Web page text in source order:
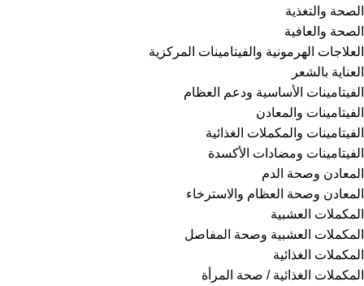
الصحة والتغذية
الصحة والعافية
العلاجات الهرمونية والفيتامينات المركزية
العناية بالشعر
الفيتامينات الأساسية ودعم العظام
الفيتامينات والمعادن
الفيتامينات والمكملات الغذائية
الفيتامينات ومضادات الأكسدة
المعادن وصحة الدم
المعادن وصحة العظام والاسترخاء
المكملات العشبية
المكملات العشبية وصحة المفاصل
المكملات الغذائية
المكملات الغذائية / صحة المرأة